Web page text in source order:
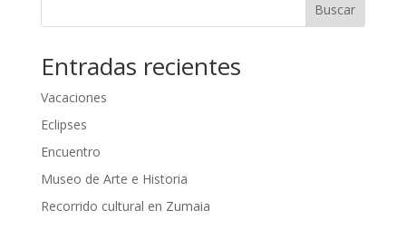
Buscar
Entradas recientes
Vacaciones
Eclipses
Encuentro
Museo de Arte e Historia
Recorrido cultural en Zumaia